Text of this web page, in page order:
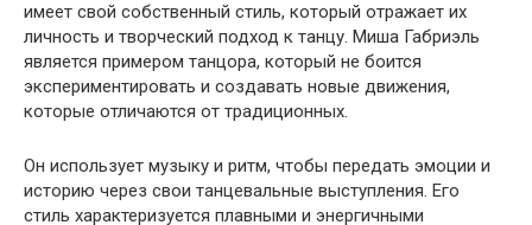
имеет свой собственный стиль, который отражает их
личность и творческий подход к танцу. Миша Габриэль
является примером танцора, который не боится
экспериментировать и создавать новые движения,
которые отличаются от традиционных.
Он использует музыку и ритм, чтобы передать эмоции и
историю через свои танцевальные выступления. Его
стиль характеризуется плавными и энергичными